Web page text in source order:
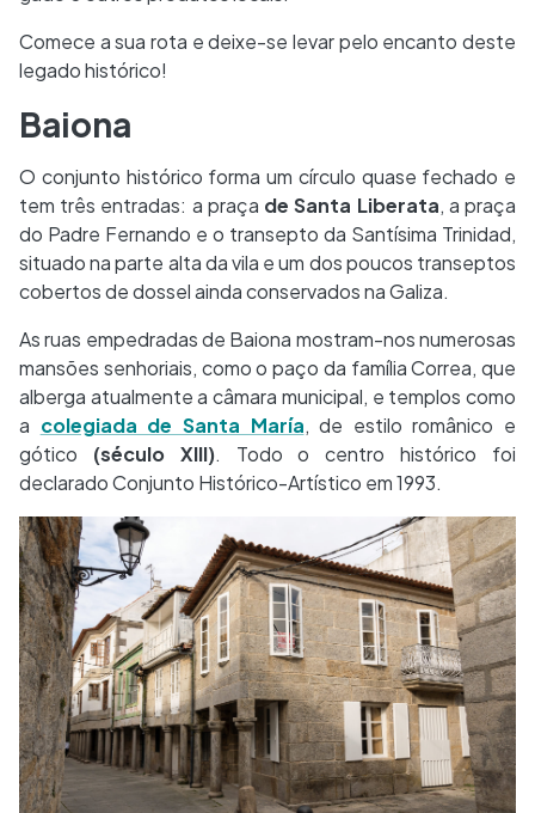
Comece a sua rota e deixe-se levar pelo encanto deste
legado histórico!
Baiona
O conjunto histórico forma um círculo quase fechado e
tem três entradas: a praça de Santa Liberata, a praça
do Padre Fernando e o transepto da Santísima Trinidad,
situado na parte alta da vila e um dos poucos transeptos
cobertos de dossel ainda conservados na Galiza.
As ruas empedradas de Baiona mostram-nos numerosas
mansões senhoriais, como o paço da família Correa, que
alberga atualmente a câmara municipal, e templos como
a colegiada de Santa María, de estilo românico e
gótico (século XIII). Todo o centro histórico foi
declarado Conjunto Histórico-Artístico em 1993.